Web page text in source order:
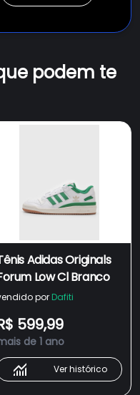
podem te
Adidas Originals
Low Cl Branco
por Dafiti
599,99
de 1 ano
Ver histórico